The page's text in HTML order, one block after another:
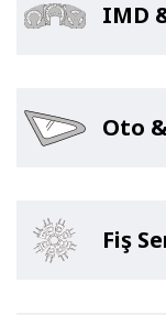
IMD
Oto
Fiş